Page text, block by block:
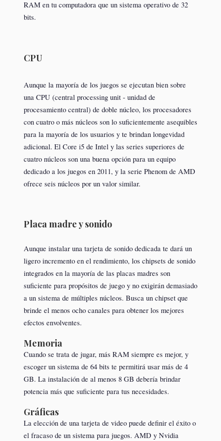
RAM en tu computadora que un sistema operativo de 32
bits.
CPU
Aunque la mayoría de los juegos se ejecutan bien sobre
una CPU (central processing unit - unidad de
procesamiento central) de doble núcleo, los procesadores
con cuatro o más núcleos son lo suficientemente asequibles
para la mayoría de los usuarios y te brindan longevidad
adicional. El Core i5 de Intel y las series superiores de
cuatro núcleos son una buena opción para un equipo
dedicado a los juegos en 2011, y la serie Phenom de AMD
ofrece seis núcleos por un valor similar.
Placa madre y sonido
Aunque instalar una tarjeta de sonido dedicada te dará un
ligero incremento en el rendimiento, los chipsets de sonido
integrados en la mayoría de las placas madres son
suficiente para propósitos de juego y no exigirán demasiado
a un sistema de múltiples núcleos. Busca un chipset que
brinde el menos ocho canales para obtener los mejores
efectos envolventes.
Memoria
Cuando se trata de jugar, más RAM siempre es mejor, y
escoger un sistema de 64 bits te permitirá usar más de 4
GB. La instalación de al menos 8 GB debería brindar
potencia más que suficiente para tus necesidades.
Gráficas
La elección de una tarjeta de video puede definir el éxito o
el fracaso de un sistema para juegos. AMD y Nvidia